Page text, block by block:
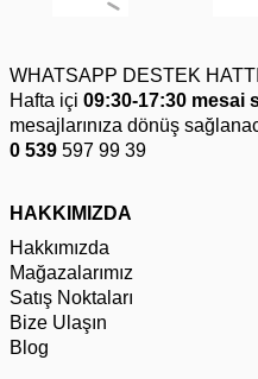
WHATSAPP DESTEK HATTI
Hafta içi 09:30-17:30 mesai
mesajlarınıza dönüş
0 539 597 99 39
HAKKIMIZDA
Hakkımızda
Mağazalarımız
Satış Noktaları
Bize Ulaşın
Blog